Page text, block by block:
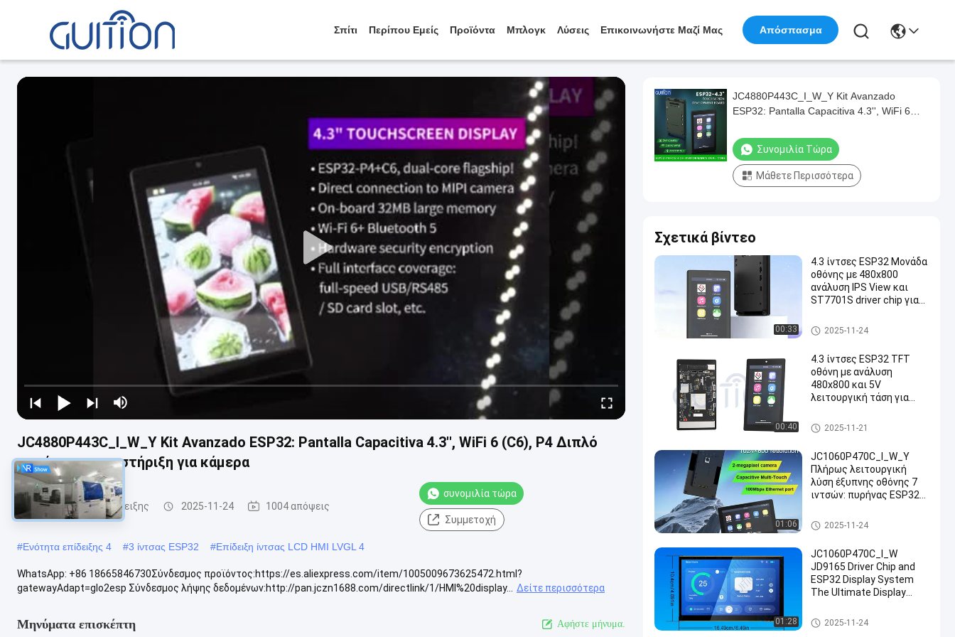
Σπίτι Περίπου Εμείς Προϊόντα Μπλογκ Λύσεις Επικοινωνήστε Μαζί Μας Απόσπασμα
JC4880P443C_I_W_Y Kit Avanzado ESP32: Pantalla Capacitiva 4.3'', WiFi 6 (C6), P4 Διπλό
πυρήνα και υποστήριξη για κάμερα
ESP32 ενότητα επίδειξης 2025-11-24 1004 απόψεις
συνομιλία τώρα
Συμμετοχή
#Ενότητα επίδειξης 4 #3 ίντσας ESP32 #Επίδειξη ίντσας LCD HMI LVGL 4
WhatsApp: +86 18665846730Σύνδεσμος προϊόντος:https://es.aliexpress.com/item/1005009673625472.html?
gatewayAdapt=glo2esp Σύνδεσμος λήψης δεδομένων:http://pan.jczn1688.com/directlink/1/HMI%20display...
Δείτε περισσότερα
Μηνύματα επισκέπτη Αφήστε μήνυμα.
JC4880P443C_I_W_Y Kit Avanzado
ESP32: Pantalla Capacitiva 4.3'', WiFi 6
κάμερα
Συνομιλία Τώρα
Μάθετε Περισσότερα
Σχετικά βίντεο
00:33
4.3 ίντσες ESP32 Μονάδα
οθόνης με 480x800
ανάλυση IPS View και
ST7701S driver chip για
απόδοσης
ESP32 ενότητα επίδειξης
2025-11-24
00:40
4.3 ίντσες ESP32 TFT
οθόνη με ανάλυση
480x800 και 5V
λειτουργική τάση για
οπτικά
ESP32 ενότητα επίδειξης
2025-11-21
01:06
JC1060P470C_I_W_Y
Πλήρως λειτουργική
λύση έξυπνης οθόνης 7
ιντσών: πυρήνας ESP32-
και κάμερα, έτοιμη για
άμεση ανάπτυξη
ESP32 ενότητα επίδειξης
2025-11-24
01:28
JC1060P470C_I_W
JD9165 Driver Chip and
ESP32 Display System
The Ultimate Display
Business Needs
industrial grade tft liquid
ESP32 ενότητα επίδειξης
2025-11-24